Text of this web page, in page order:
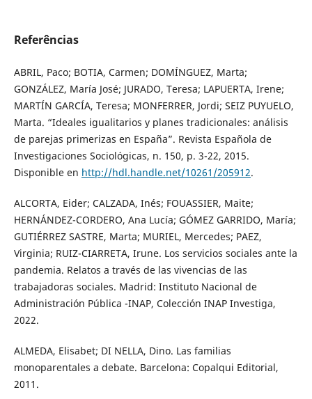
Referências
ABRIL, Paco; BOTIA, Carmen; DOMÍNGUEZ, Marta;
GONZÁLEZ, María José; JURADO, Teresa; LAPUERTA, Irene;
MARTÍN GARCÍA, Teresa; MONFERRER, Jordi; SEIZ PUYUELO,
Marta. “Ideales igualitarios y planes tradicionales: análisis
de parejas primerizas en España”. Revista Española de
Investigaciones Sociológicas, n. 150, p. 3-22, 2015.
Disponible en http://hdl.handle.net/10261/205912.
ALCORTA, Eider; CALZADA, Inés; FOUASSIER, Maite;
HERNÁNDEZ-CORDERO, Ana Lucía; GÓMEZ GARRIDO, María;
GUTIÉRREZ SASTRE, Marta; MURIEL, Mercedes; PAEZ,
Virginia; RUIZ-CIARRETA, Irune. Los servicios sociales ante la
pandemia. Relatos a través de las vivencias de las
trabajadoras sociales. Madrid: Instituto Nacional de
Administración Pública -INAP, Colección INAP Investiga,
2022.
ALMEDA, Elisabet; DI NELLA, Dino. Las familias
monoparentales a debate. Barcelona: Copalqui Editorial,
2011.